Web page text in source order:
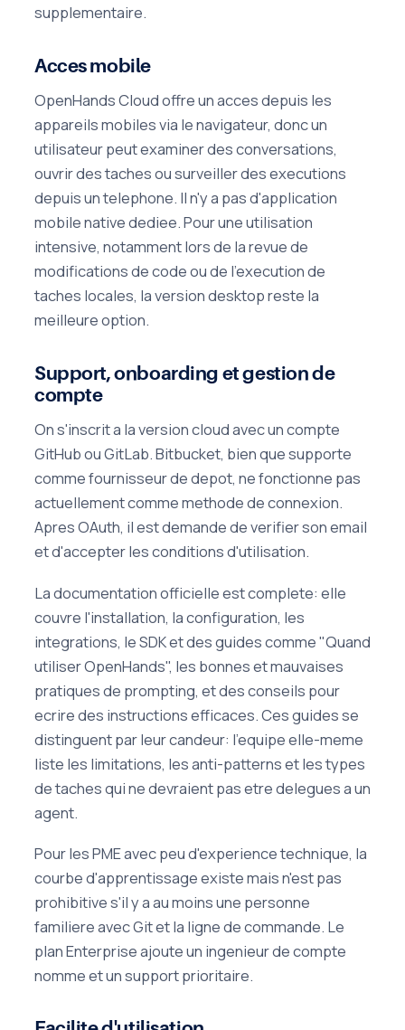
supplementaire.
Acces mobile
OpenHands Cloud offre un acces depuis les
appareils mobiles via le navigateur, donc un
utilisateur peut examiner des conversations,
ouvrir des taches ou surveiller des executions
depuis un telephone. Il n'y a pas d'application
mobile native dediee. Pour une utilisation
intensive, notamment lors de la revue de
modifications de code ou de l'execution de
taches locales, la version desktop reste la
meilleure option.
Support, onboarding et gestion de
compte
On s'inscrit a la version cloud avec un compte
GitHub ou GitLab. Bitbucket, bien que supporte
comme fournisseur de depot, ne fonctionne pas
actuellement comme methode de connexion.
Apres OAuth, il est demande de verifier son email
et d'accepter les conditions d'utilisation.
La documentation officielle est complete: elle
couvre l'installation, la configuration, les
integrations, le SDK et des guides comme "Quand
utiliser OpenHands", les bonnes et mauvaises
pratiques de prompting, et des conseils pour
ecrire des instructions efficaces. Ces guides se
distinguent par leur candeur: l'equipe elle-meme
liste les limitations, les anti-patterns et les types
de taches qui ne devraient pas etre delegues a un
agent.
Pour les PME avec peu d'experience technique, la
courbe d'apprentissage existe mais n'est pas
prohibitive s'il y a au moins une personne
familiere avec Git et la ligne de commande. Le
plan Enterprise ajoute un ingenieur de compte
nomme et un support prioritaire.